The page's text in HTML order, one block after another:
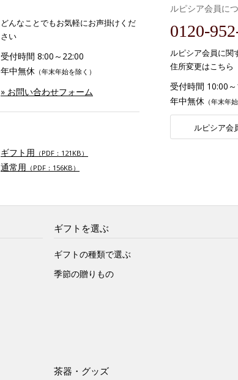
どんなことでもお気軽にお声掛けくだ
さい
受付時間 8:00～22:00
年中無休 （年末年始を除く）
» お問い合わせフォーム
ギフト用 （PDF：121KB）
通常用 （PDF：156KB）
ルピシア会員に
0120-
ルピシア会員に関
住所変更はこちら
受付時間 10:00
年中無休 （年末年
ルピシア会
ギフトを選ぶ
ギフトの種類で選ぶ
季節の贈りもの
茶器・グッズ